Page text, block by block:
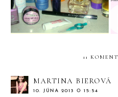
11
MARTINA BIEROVÁ
10. JÚNA 2013 O 15:54